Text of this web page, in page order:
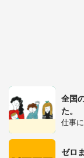
全国
た。
仕事
ゼロ